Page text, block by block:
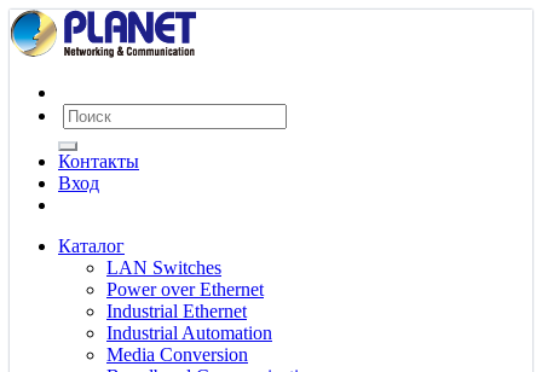
Контакты
Вход
Каталог
LAN Switches
Power over Ethernet
Industrial Ethernet
Industrial Automation
Media Conversion